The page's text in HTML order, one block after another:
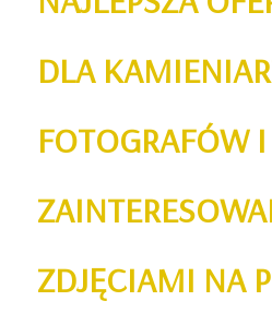
DLA
FOTOGRAFÓW
ZDJĘCIAMI NA